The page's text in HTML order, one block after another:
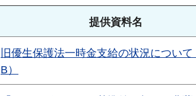
提供資料名
旧優生保護法一時金支給の状況につい
B）